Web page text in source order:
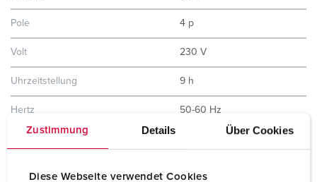
Zustimmung Details Über Cookies
Diese Webseite verwendet Cookies
Pole 4 p
Volt 230 V
Uhrzeitstellung 9 h
Hertz 50-60 Hz